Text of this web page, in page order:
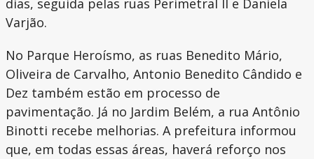
dias, seguida pelas ruas Perimetral II e Daniela
Varjão.
No Parque Heroísmo, as ruas Benedito Mário,
Oliveira de Carvalho, Antonio Benedito Cândido e
Dez também estão em processo de
pavimentação. Já no Jardim Belém, a rua Antônio
Binotti recebe melhorias. A prefeitura informou
que, em todas essas áreas, haverá reforço nos